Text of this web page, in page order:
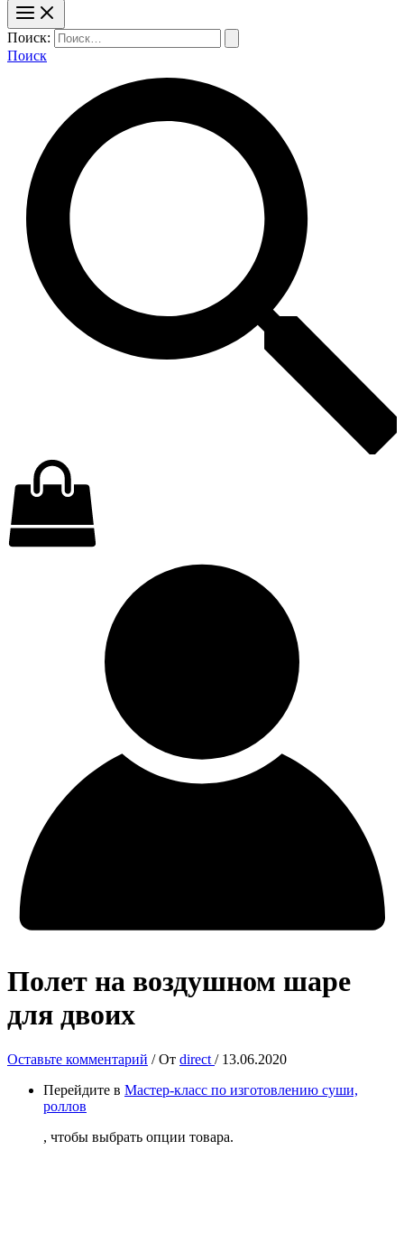
Поиск:
Поиск
Полет на воздушном шаре
для двоих
Оставьте комментарий / От direct / 13.06.2020
Перейдите в Мастер-класс по изготовлению суши,
роллов
, чтобы выбрать опции товара.